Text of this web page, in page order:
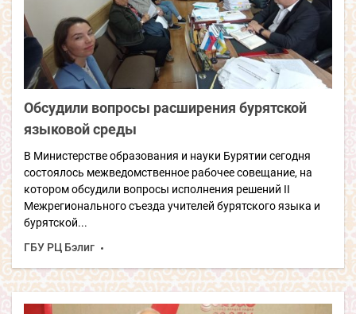
Обсудили вопросы расширения бурятской
языковой среды
В Министерстве образования и науки Бурятии сегодня
состоялось межведомственное рабочее совещание, на
котором обсудили вопросы исполнения решений II
Межрегионального съезда учителей бурятского языка и
бурятской...
ГБУ РЦ Бэлиг